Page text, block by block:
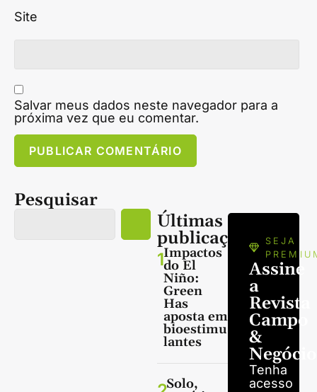
Site
Salvar meus dados neste navegador para a
próxima vez que eu comentar.
Pesquisar
Últimas
publicações
1Impactos
do El
Niño:
Green
Has
aposta em
bioestimu
lantes
Solo,
SEJA
Assine
a
Revista
Campo
&
Tenha
acesso